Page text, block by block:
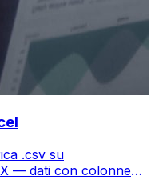
.csv su
— dati con colonne